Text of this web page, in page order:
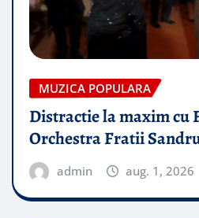
MUZICA POPULARA
Distractie la maxim cu
Orchestra Fratii
admin aug. 1, 2026